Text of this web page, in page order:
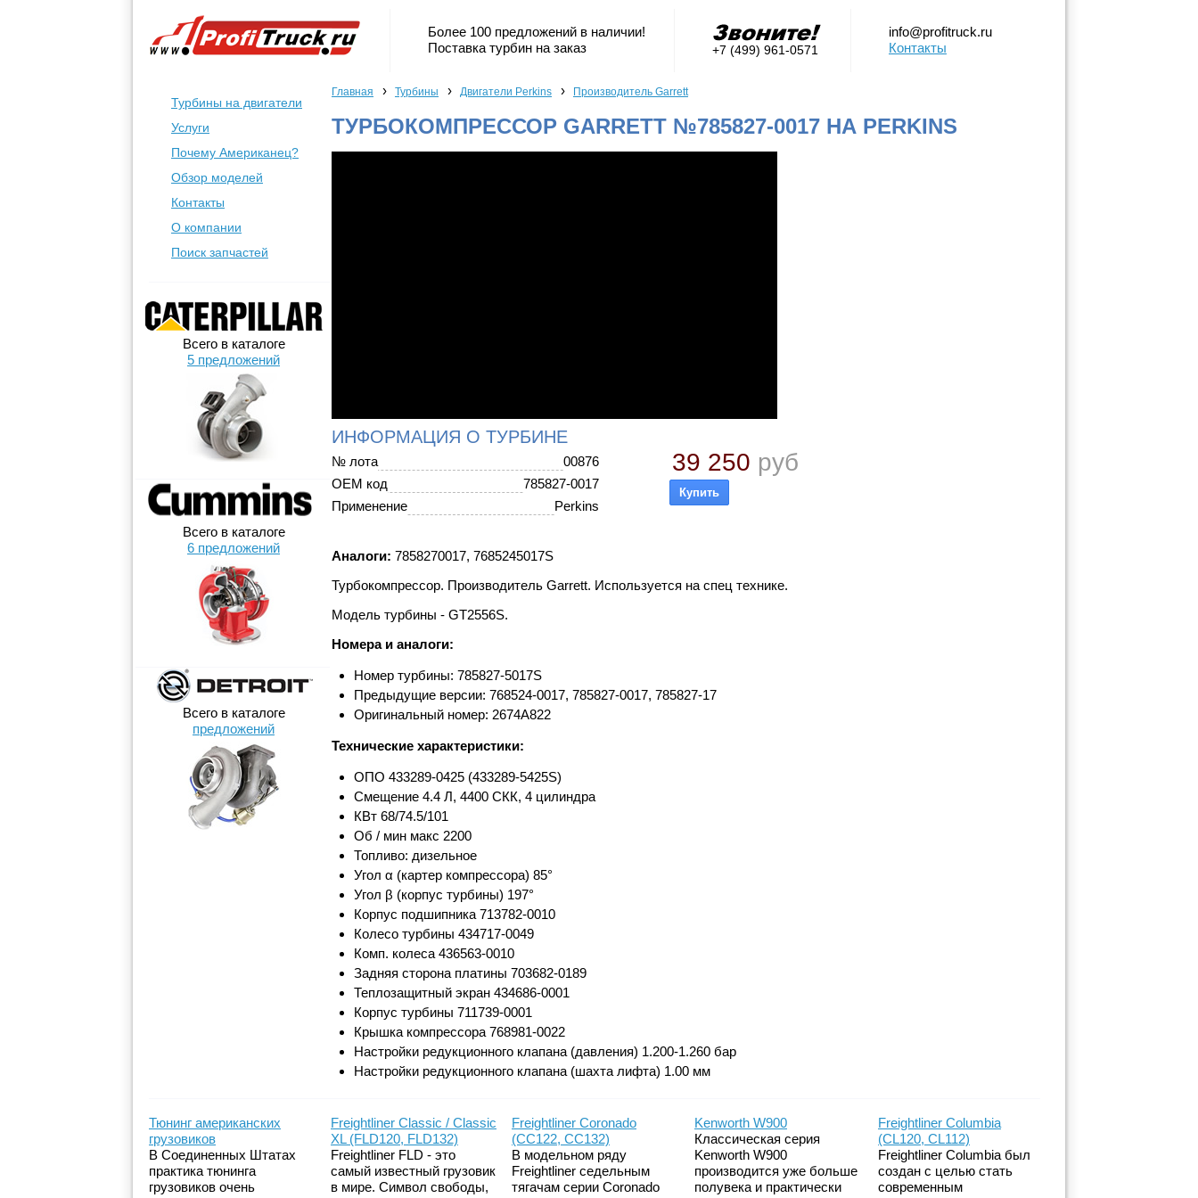
Более 100 предложений в наличии!
Поставка турбин на заказ
+7 (499) 961-0571
info@profitruck.ru
Контакты
Турбины на двигатели
Услуги
Почему Американец?
Обзор моделей
Контакты
О компании
Поиск запчастей
Всего в каталоге
5 предложений
Всего в каталоге
6 предложений
Всего в каталоге
предложений
Главная › Турбины › Двигатели Perkins › Производитель Garrett
ТУРБОКОМПРЕССОР GARRETT №785827-0017 НА PERKINS
ИНФОРМАЦИЯ О ТУРБИНЕ
№ лота
00876
OEM код
785827-0017
Применение
Perkins
39 250 руб
Аналоги: 7858270017, 7685245017S
Турбокомпрессор. Производитель Garrett. Используется на спец технике.
Модель турбины - GT2556S.
Номера и аналоги:
Номер турбины: 785827-5017S
Предыдущие версии: 768524-0017, 785827-0017, 785827-17
Оригинальный номер: 2674A822
Технические характеристики:
ОПО 433289-0425 (433289-5425S)
Смещение 4.4 Л, 4400 СКК, 4 цилиндра
КВт 68/74.5/101
Об / мин макс 2200
Топливо: дизельное
Угол α (картер компрессора) 85°
Угол β (корпус турбины) 197°
Корпус подшипника 713782-0010
Колесо турбины 434717-0049
Комп. колеса 436563-0010
Задняя сторона платины 703682-0189
Теплозащитный экран 434686-0001
Корпус турбины 711739-0001
Крышка компрессора 768981-0022
Настройки редукционного клапана (давления) 1.200-1.260 бар
Настройки редукционного клапана (шахта лифта) 1.00 мм
Тюнинг американских
грузовиков
В Соединенных Штатах
практика тюнинга
грузовиков очень
Freightliner Classic / Classic
XL (FLD120, FLD132)
Freightliner FLD - это
самый известный грузовик
в мире. Символ свободы,
Freightliner Coronado
(CC122, CC132)
В модельном ряду
Freightliner седельным
тягачам серии Coronado
Kenworth W900
Классическая серия
Kenworth W900
производится уже больше
полувека и практически
Freightliner Columbia
(CL120, CL112)
Freightliner Columbia был
создан с целью стать
современным